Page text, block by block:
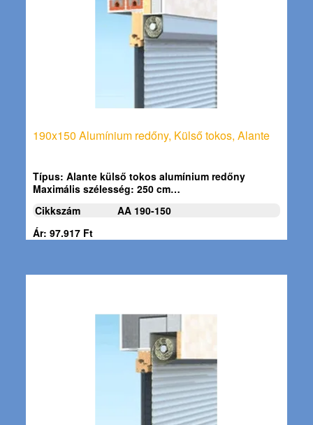
190x150 Alumínium redőny, Külső tokos, Alante
Típus:Alante külső tokos alumínium redőny
Maximális szélesség: 250 cm…
Cikkszám
AA 190-150
Ár: 97.917 Ft